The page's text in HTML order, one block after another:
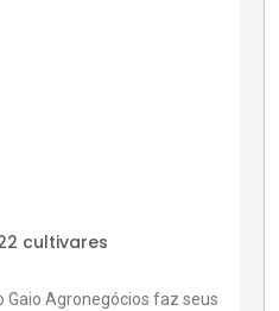
cultivares
Gaio Agronegócios faz seus